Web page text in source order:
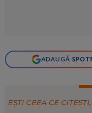
ADAUGĂ
EȘTI CEEA CE